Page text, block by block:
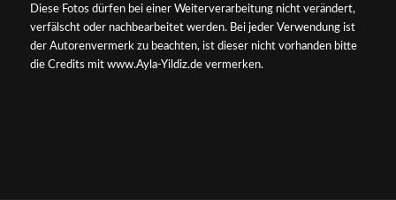
Diese Fotos dürfen bei einer Weiterverarbeitung nicht verändert,
verfälscht oder nachbearbeitet werden. Bei jeder Verwendung ist
der Autorenvermerk zu beachten, ist dieser nicht vorhanden bitte
die Credits mit www.Ayla-Yildiz.de vermerken.